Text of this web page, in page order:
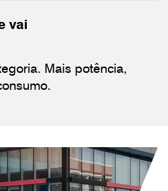
vai
Mais potência,